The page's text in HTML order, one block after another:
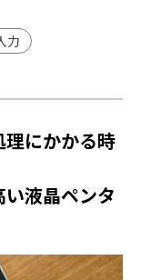
力
にかかる時
液晶ペンタ